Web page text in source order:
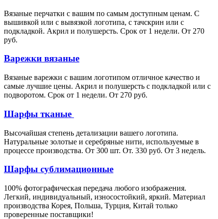
Вязаные перчатки с вашим по самым доступным ценам. С
вышивкой или с вывязкой логотипа, с тачскрин или с
подкладкой. Акрил и полушерсть. Срок от 1 недели. От 270
руб.
Варежки вязаные
Вязаные варежки с вашим логотипом отличное качество и
самые лучшие цены. Акрил и полушерсть с подкладкой или с
подворотом. Срок от 1 недели. От 270 руб.
Шарфы тканые
Высочайшая степень детализации вашего логотипа.
Натуральные золотые и серебряные нити, используемые в
процессе производства. От 300 шт. От. 330 руб. От 3 недель.
Шарфы сублимационные
100% фотографическая передача любого изображения.
Легкий, индивидуальный, износостойкий, яркий. Материал
производства Корея, Польша, Турция, Китай только
проверенные поставщики!